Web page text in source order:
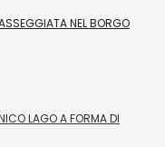
NEL BORGO
LAGO A FORMA DI